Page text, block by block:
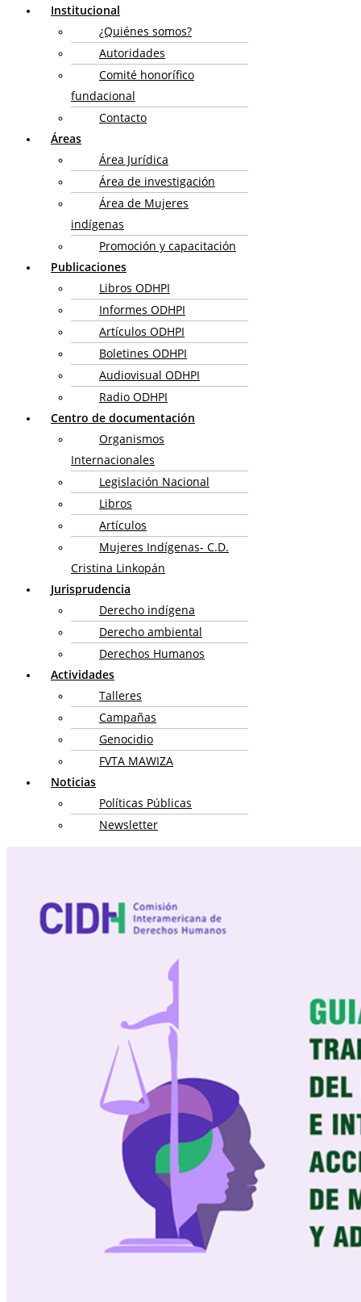
Institucional
¿Quiénes somos?
Autoridades
Comité honorífico
fundacional
Contacto
Áreas
Área Jurídica
Área de investigación
Área de Mujeres
indígenas
Promoción y capacitación
Publicaciones
Libros ODHPI
Informes ODHPI
Artículos ODHPI
Boletines ODHPI
Audiovisual ODHPI
Radio ODHPI
Centro de documentación
Organismos
Internacionales
Legislación Nacional
Libros
Artículos
Mujeres Indígenas- C.D.
Cristina Linkopán
Jurisprudencia
Derecho indígena
Derecho ambiental
Derechos Humanos
Actividades
Talleres
Campañas
Genocidio
FVTA MAWIZA
Noticias
Políticas Públicas
Newsletter